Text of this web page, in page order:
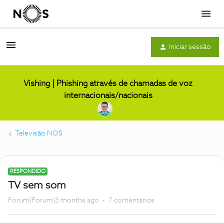
Menu
Iniciar sessão
Vishing | Phishing através de chamadas de voz
internacionais/nacionais
Televisão NOS
RESPONDIDO
TV sem som
Forum|Forum|3 months ago 7 comentários